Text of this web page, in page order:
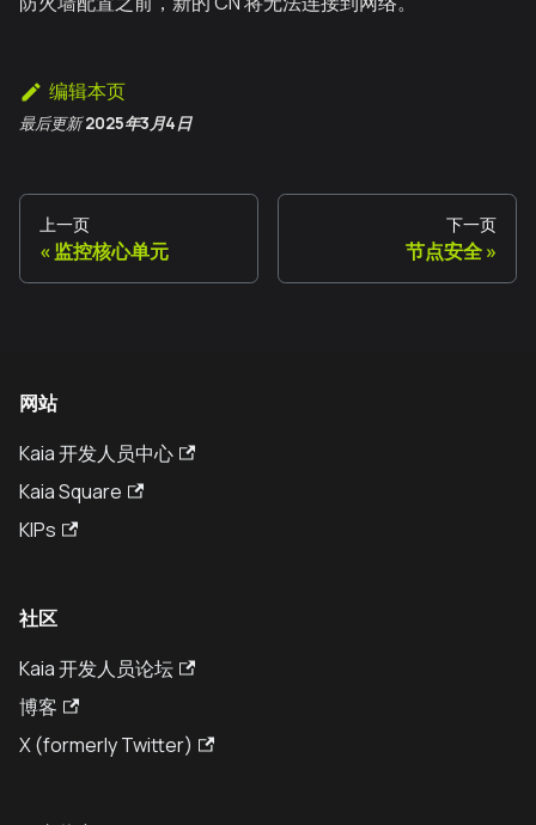
编辑本页
最后更新 2025年3月4日
上一页
监控核心单元
下一页
节点安全
网站
Kaia 开发人员中心
Kaia Square
KIPs
社区
Kaia 开发人员论坛
博客
X (formerly Twitter)